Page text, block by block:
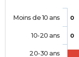
0
0
Moins de 10 ans
10-20 ans
20-30 ans